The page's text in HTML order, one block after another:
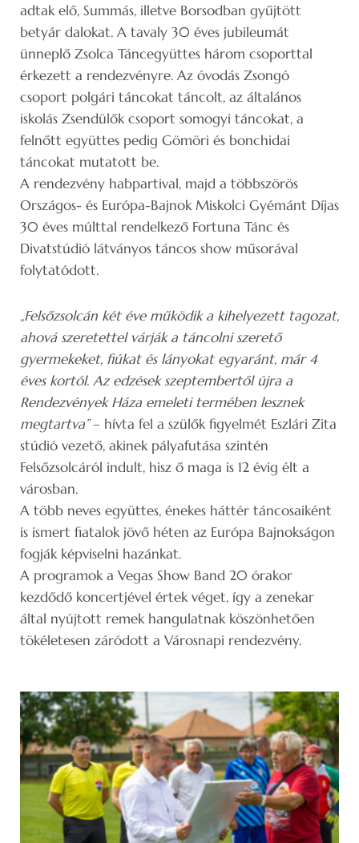
adtak elő, Summás, illetve Borsodban gyűjtött
betyár dalokat. A tavaly 30 éves jubileumát
ünneplő Zsolca Táncegyüttes három csoporttal
érkezett a rendezvényre. Az óvodás Zsongó
csoport polgári táncokat táncolt, az általános
iskolás Zsendülők csoport somogyi táncokat, a
felnőtt együttes pedig Gömöri és bonchidai
táncokat mutatott be.
A rendezvény habpartival, majd a többszörös
Országos- és Európa-Bajnok Miskolci Gyémánt Díjas
30 éves múlttal rendelkező Fortuna Tánc és
Divatstúdió látványos táncos show műsorával
folytatódott.
„Felsőzsolcán két éve működik a kihelyezett tagozat,
ahová szeretettel várják a táncolni szerető
gyermekeket, fiúkat és lányokat egyaránt, már 4
éves kortól. Az edzések szeptembertől újra a
Rendezvények Háza emeleti termében lesznek
megtartva”– hívta fel a szülők figyelmét Eszlári Zita
stúdió vezető, akinek pályafutása szintén
Felsőzsolcáról indult, hisz ő maga is 12 évig élt a
városban.
A több neves együttes, énekes háttér táncosaiként
is ismert fiatalok jövő héten az Európa Bajnokságon
fogják képviselni hazánkat.
A programok a Vegas Show Band 20 órakor
kezdődő koncertjével értek véget, így a zenekar
által nyújtott remek hangulatnak köszönhetően
tökéletesen záródott a Városnapi rendezvény.